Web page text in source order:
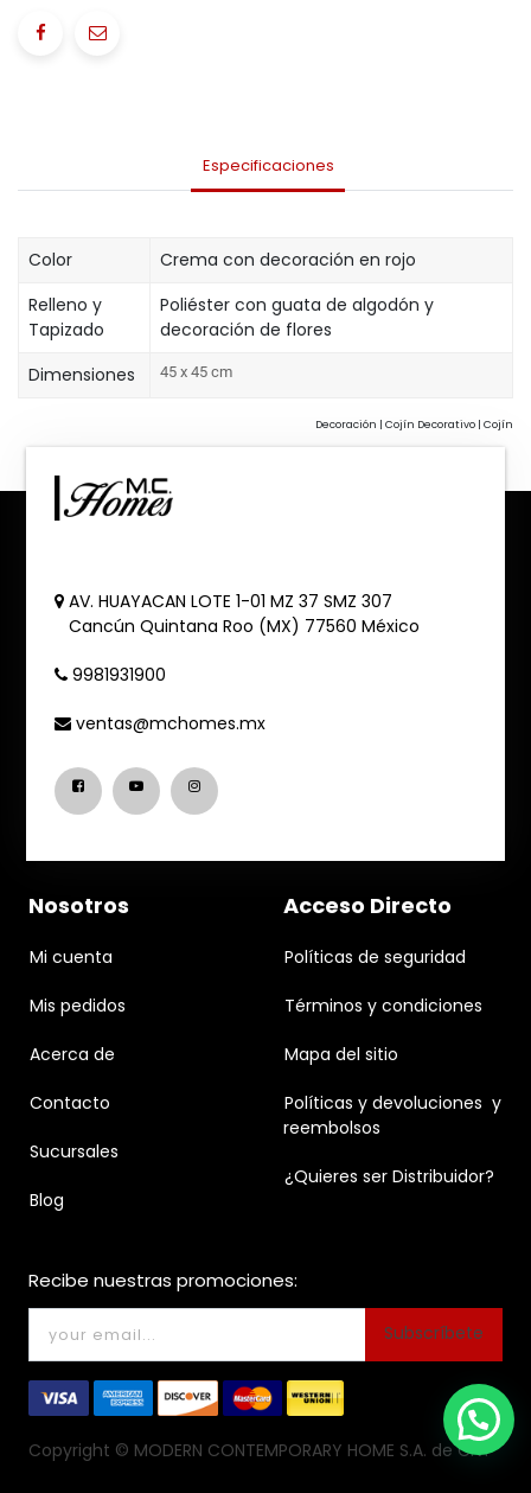
Especificaciones
Color
Crema con decoración en rojo
Relleno y
Tapizado
Poliéster con guata de algodón y
decoración de flores
Dimensiones
45 x 45 cm
Decoración | Cojín Decorativo | Cojín
AV. HUAYACAN LOTE 1-01 MZ 37 SMZ 307
Cancún Quintana Roo (MX) 77560 México
9981931900
ventas@mchomes.mx
Nosotros
Mi cuenta
Mis pedidos
Acerca de
Contacto
Sucursales
Blog
Acceso Directo
Políticas de seguridad
Términos y condiciones
Mapa del sitio
Políticas y devoluciones y
reembolsos
¿Quieres ser Distribuidor?
Recibe nuestras promociones:
Subscríbete
Copyright © MODERN CONTEMPORARY HOME S.A. de C.V.